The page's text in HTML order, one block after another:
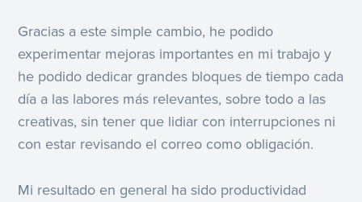
Gracias a este simple cambio, he podido
experimentar mejoras importantes en mi trabajo y
he podido dedicar grandes bloques de tiempo cada
día a las labores más relevantes, sobre todo a las
creativas, sin tener que lidiar con interrupciones ni
con estar revisando el correo como obligación.
Mi resultado en general ha sido productividad